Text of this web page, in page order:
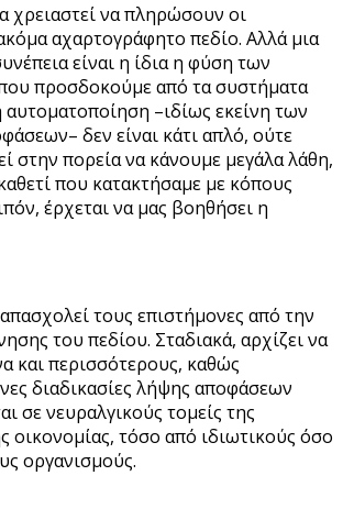
χρειαστεί να πληρώσουν οι
αχαρτογράφητο πεδίο. Αλλά μια
είναι η ίδια η φύση των
προσδοκούμε από τα συστήματα
–ιδίως εκείνη των
δεν είναι κάτι απλό, ούτε
στην πορεία να κάνουμε μεγάλα λάθη,
που κατακτήσαμε με κόπους
έρχεται να μας βοηθήσει η
τους επιστήμονες από την
του πεδίου. Σταδιακά, αρχίζει να
και περισσότερους, καθώς
διαδικασίες λήψης αποφάσεων
σε νευραλγικούς τομείς της
οικονομίας, τόσο από ιδιωτικούς όσο
οργανισμούς.